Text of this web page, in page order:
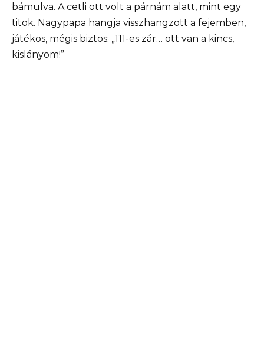
bámulva. A cetli ott volt a párnám alatt, mint egy
titok. Nagypapa hangja visszhangzott a fejemben,
játékos, mégis biztos: „111-es zár… ott van a kincs,
kislányom!”